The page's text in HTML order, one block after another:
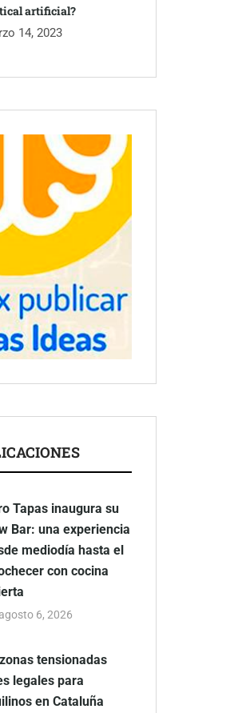
artificial?
14, 2023
Tapas inaugura su
Bar: una experiencia
mediodía hasta el
con cocina
agosto 6, 2026
tensionadas
legales para
en Cataluña